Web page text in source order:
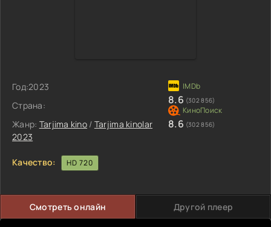
Год:2023
Страна:
Жанр: Tarjima kino / Tarjima kinolar
2023
8.6 (302 856)
8.6 (302 856)
Качество: HD 720
Смотреть онлайн Другой плеер